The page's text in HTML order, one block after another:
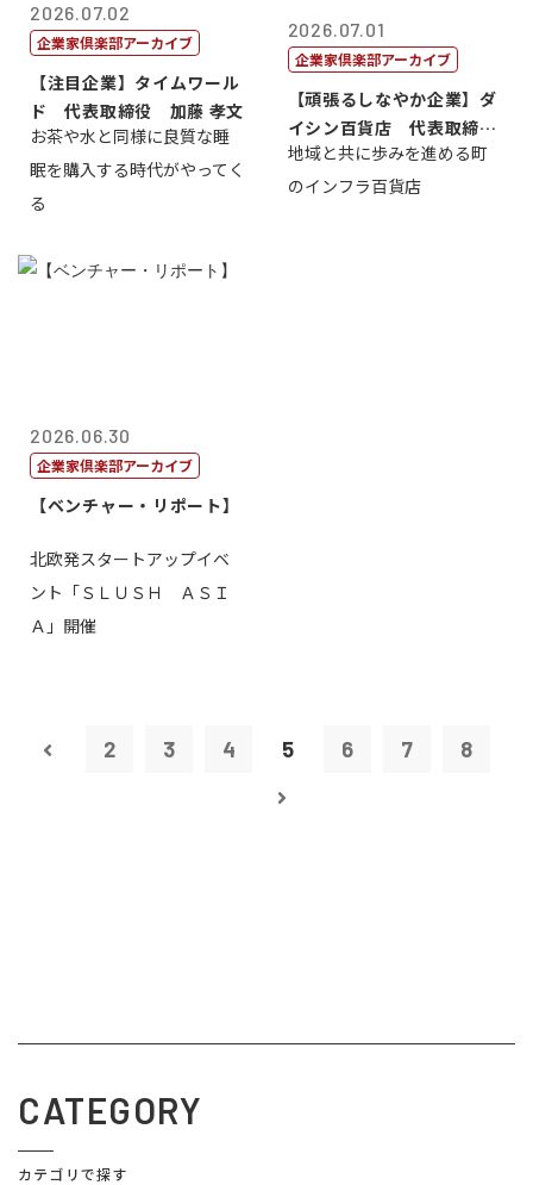
2026.07.02
企業家倶楽部アーカイブ
【注目企業】タイムワール
ド 代表取締役 加藤 孝文
お茶や水と同様に良質な睡
眠を購入する時代がやってく
る
2026.07.01
企業家倶楽部アーカイブ
【頑張るしなやか企業】ダ
イシン百貨店 代表取締役
社長 西山 ...
地域と共に歩みを進める町
のインフラ百貨店
2026.06.30
企業家倶楽部アーカイブ
【ベンチャー・リポート】
北欧発スタートアップイベ
ント「ＳＬＵＳＨ ＡＳＩ
Ａ」開催
2 3 4 5 6 7 8
CATEGORY
カテゴリで探す